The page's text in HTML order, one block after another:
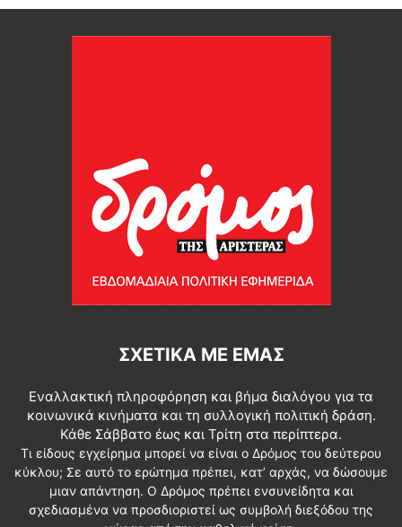
ΣΧΕΤΙΚΆ ΜΕ ΕΜΆΣ
Εναλλακτική πληροφόρηση και βήμα διαλόγου για τα
κοινωνικά κινήματα και τη συλλογική πολιτική δράση.
Κάθε Σάββατο έως και Τρίτη στα περίπτερα.
Τι είδους εγχείρημα μπορεί να είναι ο Δρόμος του δεύτερου
κύκλου; Σε αυτό το ερώτημα πρέπει, κατ’ αρχάς, να δώσουμε
μιαν απάντηση. Ο Δρόμος πρέπει ενσυνείδητα και
σχεδιασμένα να προσδιοριστεί ως συμβολή διεξόδου της